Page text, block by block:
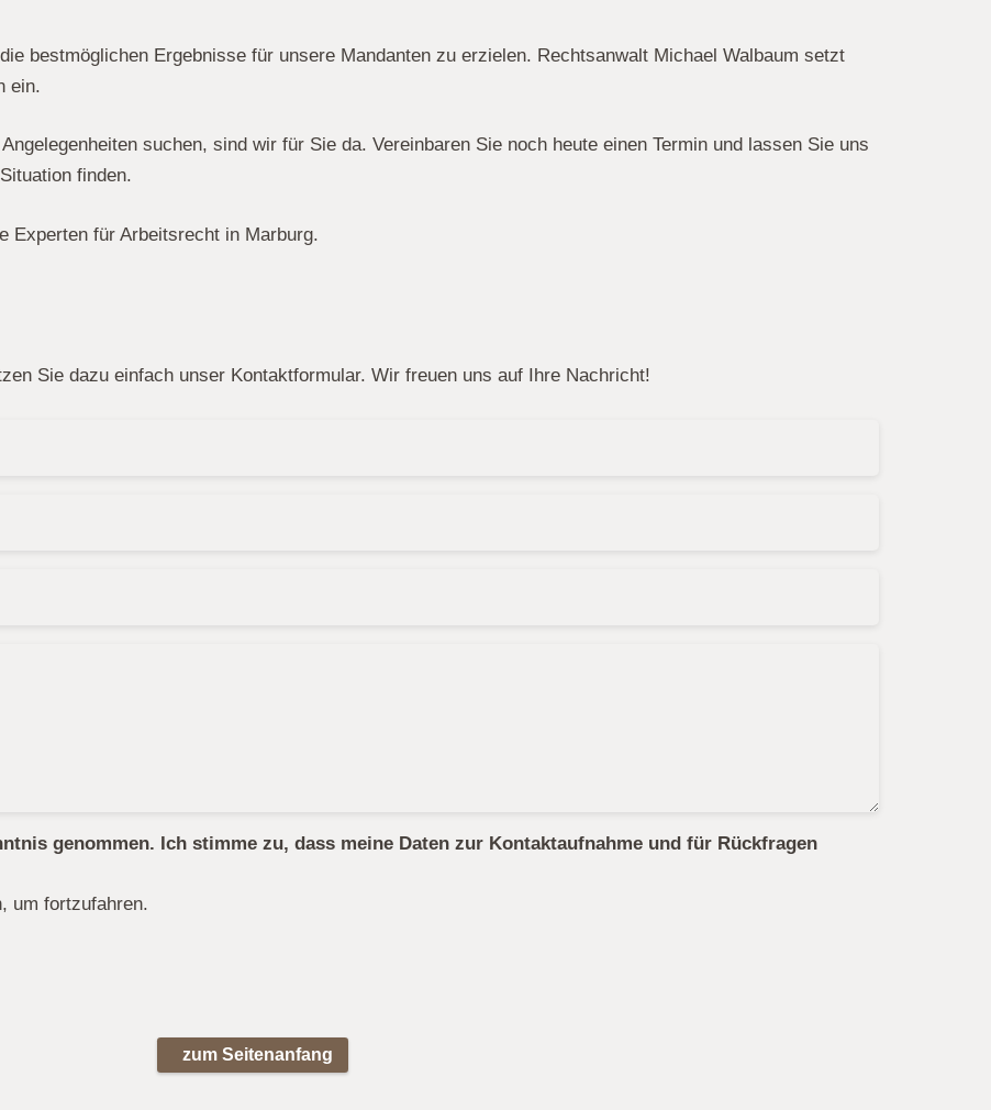
bestmöglichen Ergebnisse für unsere Mandanten zu erzielen. Rechtsanwalt Michael Walbaum setzt
ein.
suchen, sind wir für Sie da. Vereinbaren Sie noch heute einen Termin und lassen Sie uns
finden.
Experten für Arbeitsrecht in Marburg.
Sie dazu einfach unser Kontaktformular. Wir freuen uns auf Ihre Nachricht!
genommen. Ich stimme zu, dass meine Daten zur Kontaktaufnahme und für Rückfragen
um fortzufahren.
zum Seitenanfang